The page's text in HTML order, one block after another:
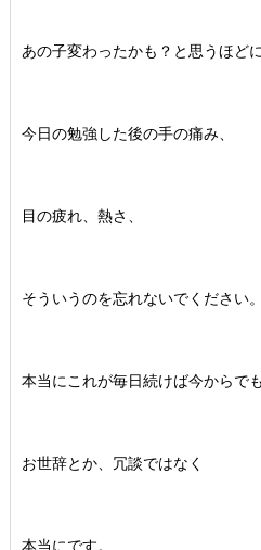
あの子変わったかも？と思うほど
今日の勉強した後の手の痛み、
目の疲れ、熱さ、
そういうのを忘れないでください。
本当にこれが毎日続けば今からで
お世辞とか、冗談ではなく
本当にです。